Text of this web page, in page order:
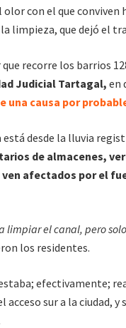
con el que conviven
limpieza, que dejó el
recorre los barrios
Judicial Tartagal, en
una causa por
desde la lluvia
de almacenes,
afectados por el
limpiar el canal, pero
los residentes.
efectivamente;
acceso sur a la ciudad,